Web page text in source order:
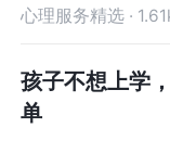
说丈夫也可能他
才没有否认婆婆
一种可能，就是
轻女，他也知
也可能他认同他
否认婆婆的一些
能，就是他什么
他也知道即便
心理服务精选 ·
孩子不想上学
单